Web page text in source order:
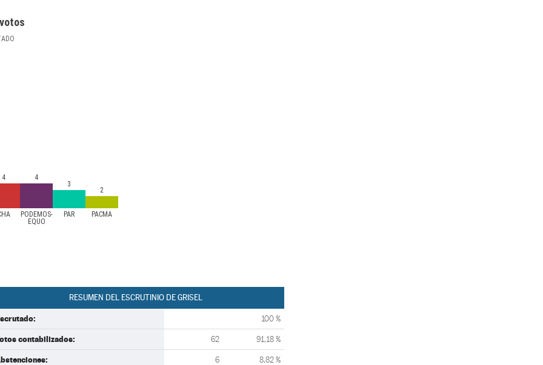
PODEMOS-
EQUO
PAR PACMA
4
4
3
2
RESUMEN DEL ESCRUTINIO DE GRISEL
100 %
contabilizados: 62 91,18 %
6 8,82 %